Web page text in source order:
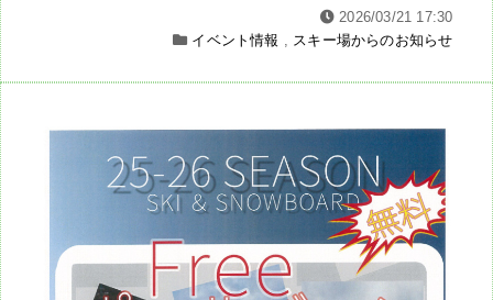
2026/03/21 17:30
イベント情報
スキー場からのお知らせ